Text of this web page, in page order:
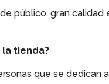
público, gran calidad
tienda?
que se dedican